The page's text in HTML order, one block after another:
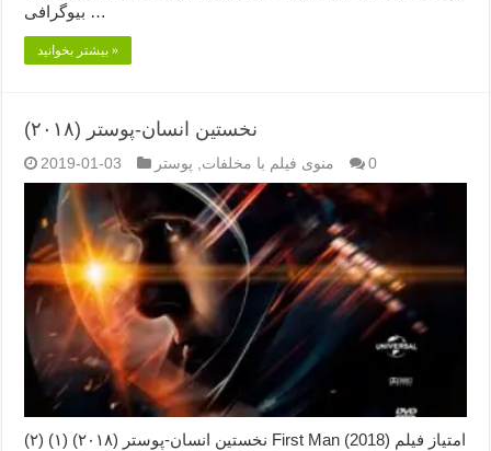
بیوگرافی …
بیشتر بخوانید »
نخستین انسان-پوستر (۲۰۱۸)
2019-01-03 منوی فیلم با مخلفات پوستر 0
نخستین انسان-پوستر (۲۰۱۸) (۱) (۲) First Man (2018) امتیاز فیلم